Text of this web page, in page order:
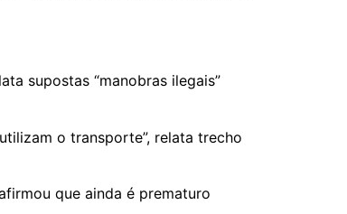
supostas “manobras ilegais”
o transporte”, relata trecho
que ainda é prematuro